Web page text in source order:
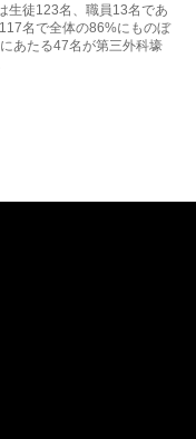
生徒123名、職員13名であ
名で全体の86%にものぼ
あたる47名が第三外科壕